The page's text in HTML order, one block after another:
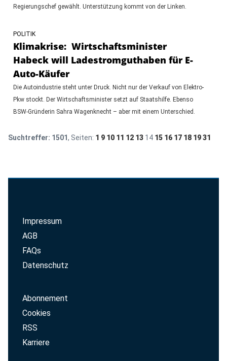
Regierungschef gewählt. Unterstützung kommt von der Linken.
POLITIK
Klimakrise: Wirtschaftsminister
Habeck will Ladestromguthaben für E-
Auto-Käufer
Die Autoindustrie steht unter Druck. Nicht nur der Verkauf von Elektro-
Pkw stockt. Der Wirtschaftsminister setzt auf Staatshilfe. Ebenso
BSW-Gründerin Sahra Wagenknecht – aber mit einem Unterschied.
Suchtreffer: 1501, Seiten: 1 9 10 11 12 13 14 15 16 17 18 19 31
Impressum
AGB
FAQs
Datenschutz
Abonnement
Cookies
RSS
Karriere